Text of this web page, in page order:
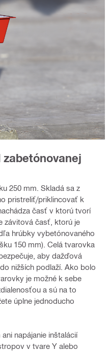
250 mm. Skladá sa z
pristreliť/priklincovať k
časť v ktorú tvorí
závitová časť, ktorú je
hrúbky vybetónovaného
150 mm). Celá tvarovka
aby dažďová
nižších podlaží. Ako bolo
je možné k sebe
a sú na to
úplne jednoducho
napájanie inštalácií
v tvare Y alebo